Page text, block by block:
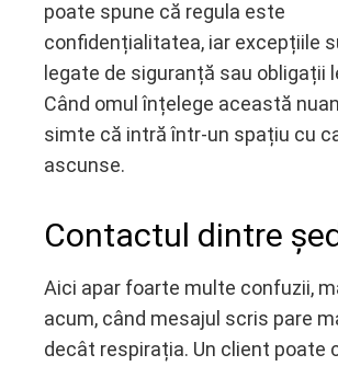
poate spune că regula este
confidențialitatea, iar excepțiile
legate de siguranță sau obligații
Când omul înțelege această
simte că intră într-un spațiu cu
ascunse.
Contactul dintre
Aici apar foarte multe confuzii,
acum, când mesajul scris pare
decât respirația. Un client poate